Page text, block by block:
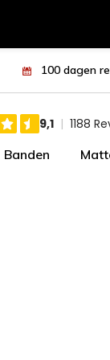
100 dagen
Banden